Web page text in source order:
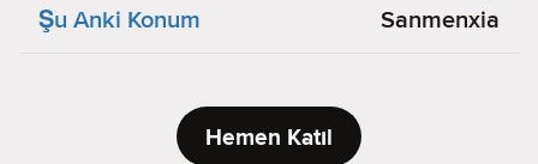
Şu Anki Konum Sanmenxia
Hemen Katıl